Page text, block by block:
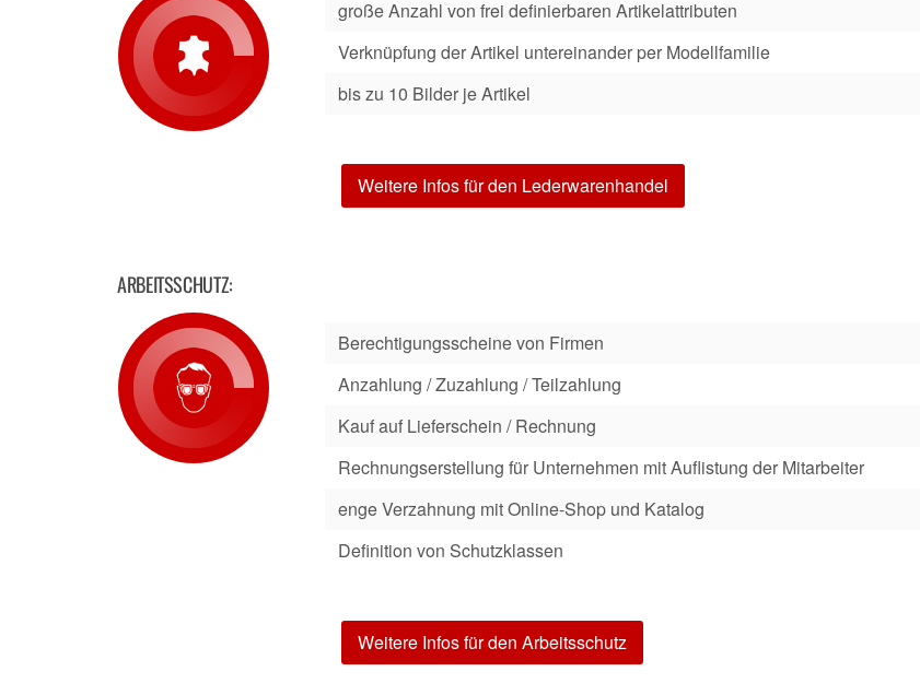
große Anzahl von frei definierbaren Artikelattributen
Verknüpfung der Artikel untereinander per Modellfamilie
bis zu 10 Bilder je Artikel
Weitere Infos für den Lederwarenhandel
ARBEITSSCHUTZ:
Berechtigungsscheine von Firmen
Anzahlung / Zuzahlung / Teilzahlung
Kauf auf Lieferschein / Rechnung
Rechnungserstellung für Unternehmen mit Auflistung der Mitarbeiter
enge Verzahnung mit Online-Shop und Katalog
Definition von Schutzklassen
Weitere Infos für den Arbeitsschutz